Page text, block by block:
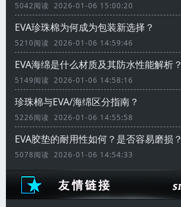
5042阅读 2026-01-06 15:00:20
EVA珍珠棉为何成为包装新选择？
5210阅读 2026-01-06 14:59:46
EVA海绵是什么材质及其防水性能解析？
5149阅读 2026-01-06 14:58:16
珍珠棉与EVA/海绵区分指南？
5226阅读 2026-01-06 14:55:58
EVA胶垫的耐用性如何？是否容易磨损？
5078阅读 2026-01-06 14:54:33